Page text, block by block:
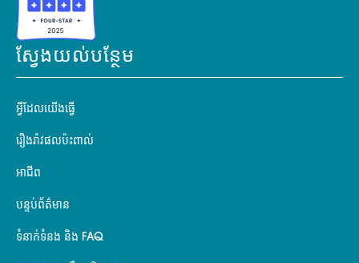
ស្វែងយល់បន្ថែម
អ្វីដែលយើងធ្វើ
រឿងរ៉ាវផលប៉ះពាល់
អាជីព
បន្ទប់ព័ត៌មាន
ទំនាក់ទំនង និង FAQ